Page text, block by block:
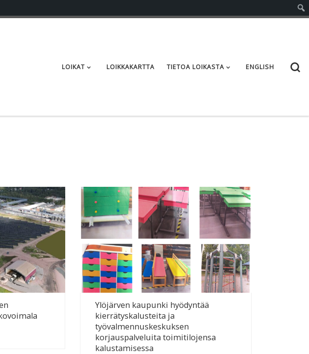
LOIKAT LOIKKAKARTTA TIETOA LOIKASTA ENGLISH
Ylöjärven kaupunki hyödyntää
kierrätyskalusteita ja
työvalmennuskeskuksen
korjauspalveluita toimitilojensa
kalustamisessa